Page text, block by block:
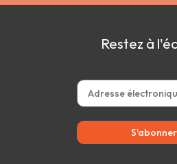
Restez à
S'abonner